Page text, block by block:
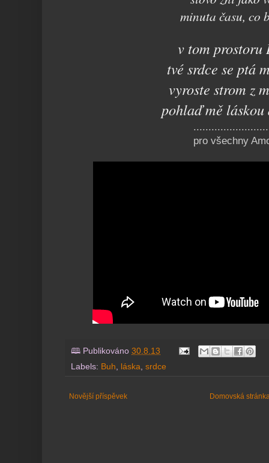
minuta času, co
v tom prostoru
tvé srdce se ptá
vyroste strom z
pohlaď mě láskou
pro všechny
🕮 Publikováno 30.8.13
Labels: Buh, láska, srdce
Novější příspěvek Domovská